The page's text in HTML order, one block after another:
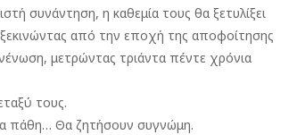
συνάντηση, η καθεμία τους θα ξετυλίξει
από την εποχή της αποφοίτησης
μετρώντας τριάντα πέντε χρόνια
τους.
πάθη… Θα ζητήσουν συγνώμη.